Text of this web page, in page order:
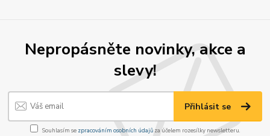
Nepropásněte novinky, akce a
slevy!
Přihlásit se
Souhlasím se zpracováním osobních údajůza účelem rozesílky newsletteru.